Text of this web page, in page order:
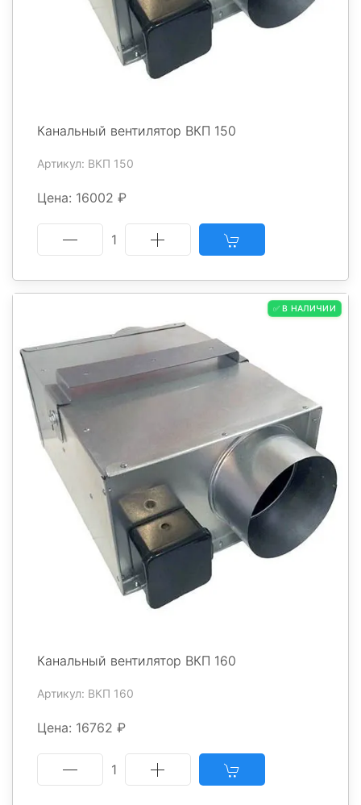
Канальный вентилятор ВКП 150
Артикул: ВКП 150
Цена: 16002 ₽
1
✅ В НАЛИЧИИ
Канальный вентилятор ВКП 160
Артикул: ВКП 160
Цена: 16762 ₽
1